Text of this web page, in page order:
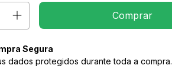
Segura
dados protegidos durante toda a compra.